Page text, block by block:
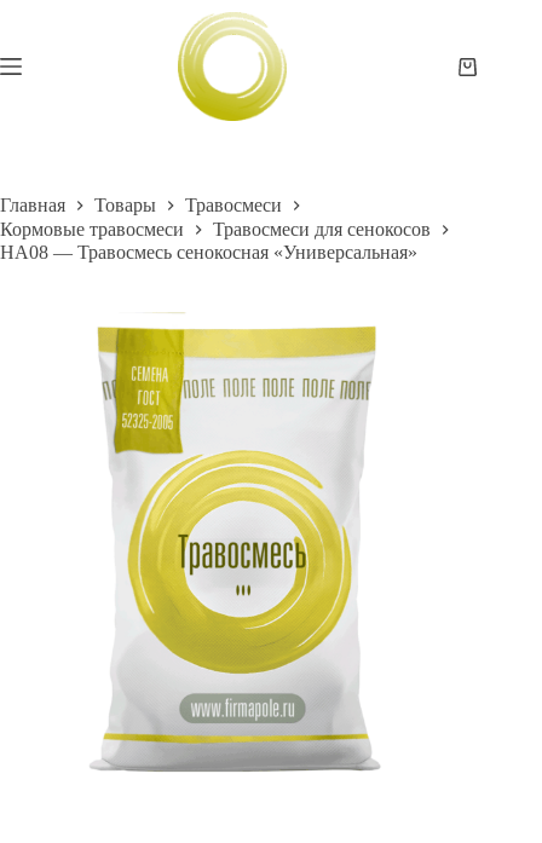
Корзина
Главная Товары
Травосмеси
Кормовые травосмеси
Травосмеси для сенокосов
HA08 — Травосмесь сенокосная «Универсальная»